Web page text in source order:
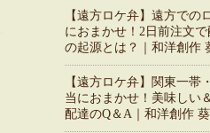
【遠方ロケ弁】遠方での
におまかせ！2日前注文
の起源とは？｜和洋創作
【遠方ロケ弁】関東一帯
当におまかせ！美味しい
配達のQ＆A｜和洋創作 葵